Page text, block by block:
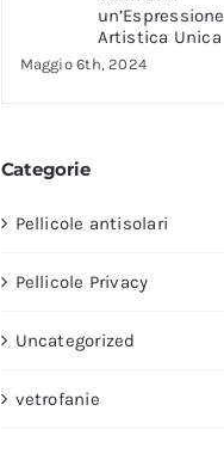
un’Espressione
Artistica Unica
Maggio 6th, 2024
Categorie
Pellicole antisolari
Pellicole Privacy
Uncategorized
vetrofanie